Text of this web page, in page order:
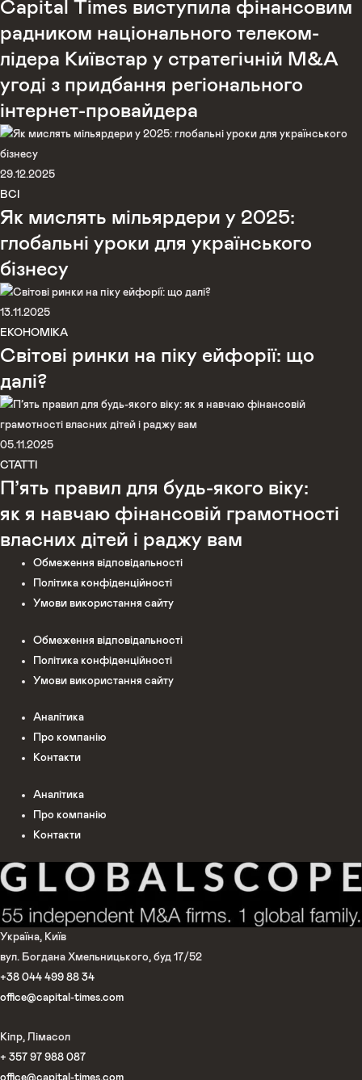
Capital Times виступила фінансовим
радником національного телеком-
лідера Київстар у стратегічній M&A
угоді з придбання регіонального
інтернет-провайдера
29.12.2025
ВСІ
Як мислять мільярдери у 2025:
глобальні уроки для українського
бізнесу
13.11.2025
ЕКОНОМІКА
Світові ринки на піку ейфорії: що
далі?
05.11.2025
СТАТТІ
П’ять правил для будь-якого віку:
як я навчаю фінансовій грамотності
власних дітей і раджу вам
Обмеження відповідальності
Політика конфіденційності
Умови використання сайту
Обмеження відповідальності
Політика конфіденційності
Умови використання сайту
Аналітика
Про компанію
Контакти
Аналітика
Про компанію
Контакти
Україна, Київ
вул. Богдана Хмельницького, буд 17/52
+38 044 499 88 34
office@capital-times.com
Кіпр, Лімасол
+ 357 97 988 087
office@capital-times.com